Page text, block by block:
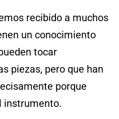
recibido a muchos
un conocimiento
tocar
piezas, pero que han
porque
instrumento.